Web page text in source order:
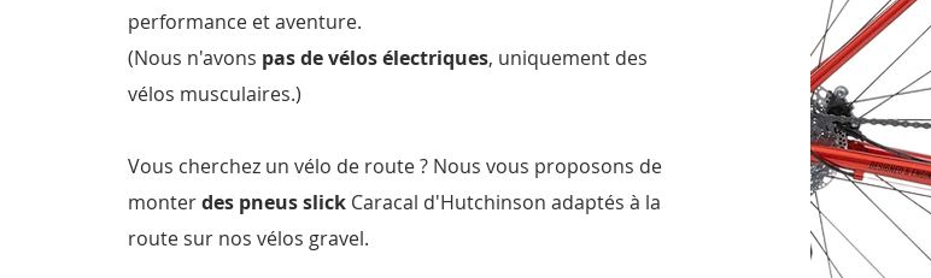
performance et aventure.
(Nous n'avons pas de vélos électriques, uniquement des
vélos musculaires.)
Vous cherchez un vélo de route ? Nous vous proposons de
monterdes pneus slick Caracal d'Hutchinson adaptés à la
route sur nos vélos gravel.